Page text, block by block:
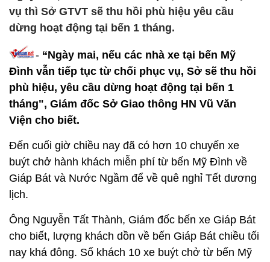
vụ thì Sở GTVT sẽ thu hồi phù hiệu yêu cầu
dừng hoạt động tại bến 1 tháng.
- “Ngày mai, nếu các nhà xe tại bến Mỹ
Đình vẫn tiếp tục từ chối phục vụ, Sở sẽ thu hồi
phù hiệu, yêu cầu dừng hoạt động tại bến 1
tháng", Giám đốc Sở Giao thông HN Vũ Văn
Viện cho biết.
Đến cuối giờ chiều nay đã có hơn 10 chuyến xe
buýt chở hành khách miễn phí từ bến Mỹ Đình về
Giáp Bát và Nước Ngầm để về quê nghỉ Tết dương
lịch.
Ông Nguyễn Tất Thành, Giám đốc bến xe Giáp Bát
cho biết, lượng khách dồn về bến Giáp Bát chiều tối
nay khá đông. Số khách 10 xe buýt chở từ bến Mỹ